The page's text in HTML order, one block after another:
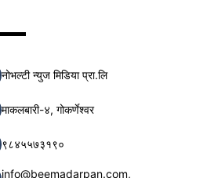
नोभल्टी न्युज मिडिया प्रा.लि
माकलबारी-४, गोकर्णेश्वर
९८४५५७३१९०
info@beemadarpan.com,